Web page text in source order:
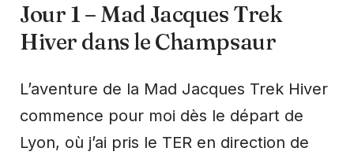
Jour 1 – Mad Jacques Trek
Hiver dans le Champsaur
L’aventure de la Mad Jacques Trek Hiver
commence pour moi dès le départ de
Lyon, où j’ai pris le TER en direction de